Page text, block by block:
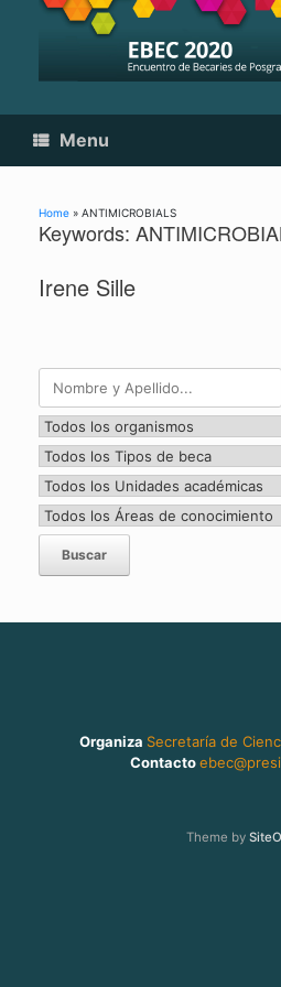
Menu
Home » ANTIMICROBIALS
Keywords:
Irene Sille
Organiza Secretaría de
Contacto
Theme by